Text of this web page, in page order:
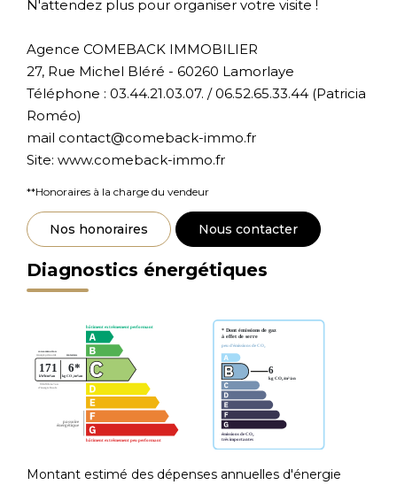
N'attendez plus pour organiser votre visite !
Agence COMEBACK IMMOBILIER
27, Rue Michel Bléré - 60260 Lamorlaye
Téléphone : 03.44.21.03.07. / 06.52.65.33.44 (Patricia
Roméo)
mail contact@comeback-immo.fr
Site: www.comeback-immo.fr
**Honoraires à la charge du vendeur
Nos honoraires Nous contacter
Diagnostics énergétiques
Montant estimé des dépenses annuelles d'énergie